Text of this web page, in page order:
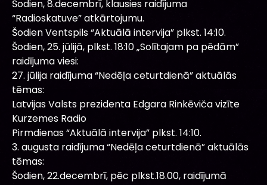
Šodien, 8.decembrī, klausies raidījuma
“Radioskatuve” atkārtojumu.
Šodien Ventspils “Aktuālā intervija” plkst. 14:10.
Šodien, 25. jūlijā, plkst. 18:10 „Solītajam pa pēdām”
raidījuma viesi:
27. jūlija raidījuma “Nedēļa ceturtdienā” aktuālās
tēmas:
Latvijas Valsts prezidenta Edgara Rinkēviča vizīte
Kurzemes Radio
Pirmdienas “Aktuālā intervija” plkst. 14:10.
3. augusta raidījuma “Nedēļa ceturtdienā” aktuālās
tēmas:
Šodien, 22.decembrī, pēc plkst.18.00, raidījumā